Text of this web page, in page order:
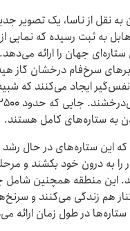
به نقل از ناسا، یک تصویر
به ثبت رسیده که نمایی از
جهان را ارائه
سرخ‌فام درخشان گاز
ایجاد می‌کنند که
به ستاره‌های کامل هستند.
این ستاره‌های در حال رشد
را به درون خود بکشند و
این منطقه همچنین شامل
هم زندگی می‌کنند و
در طول زمان ارائه